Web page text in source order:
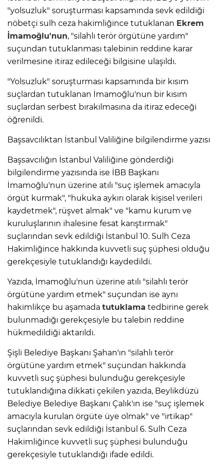
"yolsuzluk" soruşturması kapsamında sevk edildiği
nöbetçi sulh ceza hakimliğince tutuklanan Ekrem
İmamoğlu'nun, "silahlı terör örgütüne yardım"
suçundan tutuklanması talebinin reddine karar
verilmesine itiraz edileceği bilgisine ulaşıldı.
"Yolsuzluk" soruşturması kapsamında bir kısım
suçlardan tutuklanan İmamoğlu'nun bir kısım
suçlardan serbest bırakılmasına da itiraz edeceği
öğrenildi.
Başsavcılıktan İstanbul Valiliğine bilgilendirme yazısı
Başsavcılığın İstanbul Valiliğine gönderdiği
bilgilendirme yazısında ise İBB Başkanı
İmamoğlu'nun üzerine atılı "suç işlemek amacıyla
örgüt kurmak", "hukuka aykırı olarak kişisel verileri
kaydetmek", rüşvet almak" ve "kamu kurum ve
kuruluşlarının ihalesine fesat karıştırmak"
suçlarından sevk edildiği İstanbul 10. Sulh Ceza
Hakimliğince hakkında kuvvetli suç şüphesi olduğu
gerekçesiyle tutuklandığı kaydedildi.
Yazıda, İmamoğlu'nun üzerine atılı "silahlı terör
örgütüne yardım etmek" suçundan ise aynı
hakimlikçe bu aşamada tutuklama tedbirine gerek
bulunmadığı gerekçesiyle bu talebin reddine
hükmedildiği aktarıldı.
Şişli Belediye Başkanı Şahan'ın "silahlı terör
örgütüne yardım etmek" suçundan hakkında
kuvvetli suç şüphesi bulunduğu gerekçesiyle
tutuklandığına dikkati çekilen yazıda, Beylikdüzü
Belediye Belediye Başkanı Çalık'ın ise "suç işlemek
amacıyla kurulan örgüte üye olmak" ve "irtikap"
suçlarından sevk edildiği İstanbul 6. Sulh Ceza
Hakimliğince kuvvetli suç şüphesi bulunduğu
gerekçesiyle tutuklandığı ifade edildi.